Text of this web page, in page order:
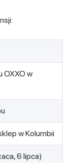
OXXO w
w Kolumbii
6 lipca)